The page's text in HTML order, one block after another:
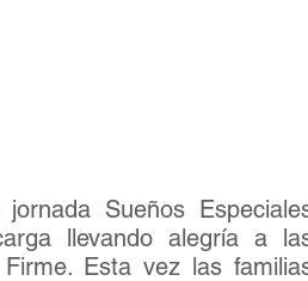
Sueños
llevando alegría a
Esta vez las